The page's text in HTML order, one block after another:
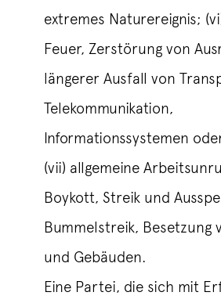
extremes Naturereignis;
Feuer, Zerstörung von
längerer Ausfall von
Telekommunikation,
Informationssystemen
(vii) allgemeine
Boykott, Streik und
Bummelstreik, Besetzung
und Gebäuden.
Eine Partei, die sich mit